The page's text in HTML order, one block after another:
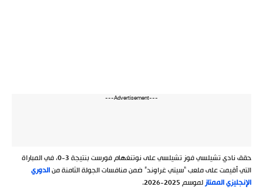
---Advertisement---
حقق نادي تشيلسي فوز تشيلسي على نوتنغهام فورست بنتيجة 3-0، في المباراة
التي أقيمت على ملعب “سيتي غراوند” ضمن منافسات الجولة الثامنة منالدوري
الإنجليزي الممتازلموسم 2025-2026.